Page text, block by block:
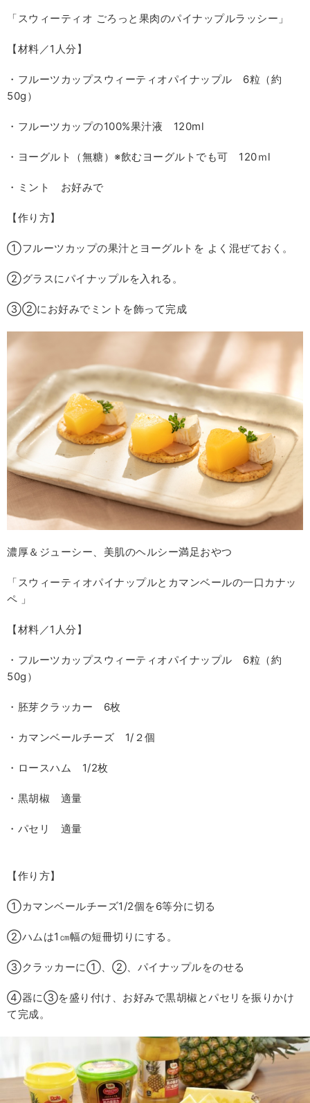
「スウィーティオ ごろっと果肉のパイナップルラッシー」
【材料／1人分】
・フルーツカップスウィーティオパイナップル 6粒（約
50g）
・フルーツカップの100%果汁液 120ml
・ヨーグルト（無糖）※飲むヨーグルトでも可 120ｍl
・ミント お好みで
【作り方】
①フルーツカップの果汁とヨーグルトを よく混ぜておく。
②グラスにパイナップルを入れる。
③②にお好みでミントを飾って完成
濃厚＆ジューシー、美肌のヘルシー満足おやつ
「スウィーティオパイナップルとカマンベールの一口カナッ
ペ 」
【材料／1人分】
・フルーツカップスウィーティオパイナップル 6粒（約
50g）
・胚芽クラッカー 6枚
・カマンベールチーズ 1/２個
・ロースハム 1/2枚
・黒胡椒 適量
・パセリ 適量
【作り方】
①カマンベールチーズ1/2個を6等分に切る
②ハムは1㎝幅の短冊切りにする。
③クラッカーに①、②、パイナップルをのせる
④器に③を盛り付け、お好みで黒胡椒とパセリを振りかけ
て完成。